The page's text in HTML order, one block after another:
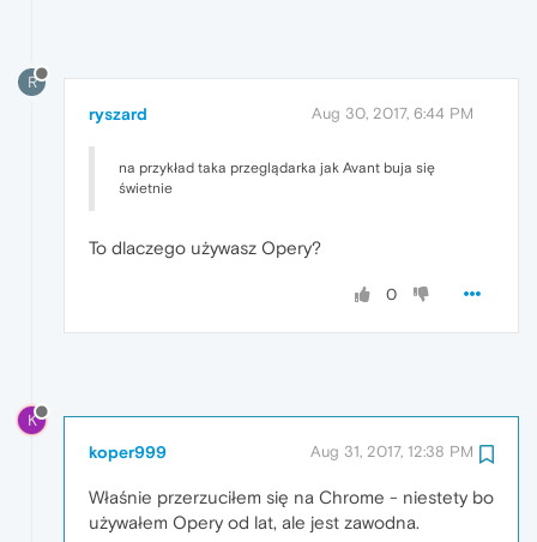
R
ryszard Aug 30, 2017, 6:44 PM
na przykład taka przeglądarka jak Avant buja się
świetnie
To dlaczego używasz Opery?
0
K
koper999 Aug 31, 2017, 12:38 PM
Właśnie przerzuciłem się na Chrome - niestety bo
używałem Opery od lat, ale jest zawodna.